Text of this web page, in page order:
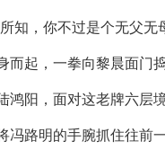
知，你不过是个无父
起，一拳向黎晨面门捣
阳，面对这老牌六层
路明的手腕抓住往前